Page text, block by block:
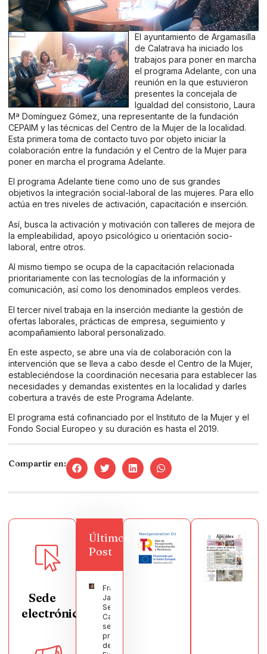
El ayuntamiento de Argamasilla
de Calatrava ha iniciado los
trabajos para poner en marcha
el programa Adelante, con una
reunión en la que estuvieron
presentes la concejala de
Igualdad del consistorio, Laura
Mª Domínguez Gómez, una representante de la fundación
CEPAIM y las técnicas del Centro de la Mujer de la localidad.
Esta primera toma de contacto tuvo por objeto iniciar la
colaboración entre la fundación y el Centro de la Mujer para
poner en marcha el programa Adelante.
El programa Adelante tiene como uno de sus grandes
objetivos la integración social-laboral de las mujeres. Para ello
actúa en tres niveles de activación, capacitación e inserción.
Así, busca la activación y motivación con talleres de mejora de
la empleabilidad, apoyo psicológico u orientación socio-
laboral, entre otros.
Al mismo tiempo se ocupa de la capacitación relacionada
prioritariamente con las tecnologías de la información y
comunicación, así como los denominados empleos verdes.
El tercer nivel trabaja en la inserción mediante la gestión de
ofertas laborales, prácticas de empresa, seguimiento y
acompañamiento laboral personalizado.
En este aspecto, se abre una vía de colaboración con la
intervención que se lleva a cabo desde el Centro de la Mujer,
estableciéndose la coordinación necesaria para establecer las
necesidades y demandas existentes en la localidad y darles
cobertura a través de este Programa Adelante.
El programa está cofinanciado por el Instituto de la Mujer y el
Fondo Social Europeo y su duración es hasta el 2019.
Compartir en:
Sede
electrónica
Últimos
Post
Francisco
Javier
Segura
Castellanos
será el
pregonero
de las